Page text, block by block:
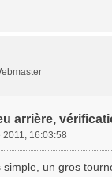
arrière,
16:03:58
un gros